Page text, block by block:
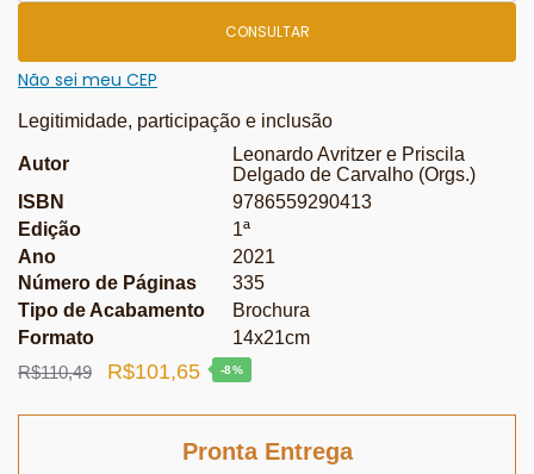
CONSULTAR
Não sei meu CEP
Legitimidade, participação e inclusão
Autor
Leonardo Avritzer e Priscila
Delgado de Carvalho (Orgs.)
ISBN
9786559290413
Edição
1ª
Ano
2021
Número de Páginas
335
Tipo de Acabamento
Brochura
Formato
14x21cm
R$110,49
O
R$101,65O
atual
-8%
Pronta Entrega